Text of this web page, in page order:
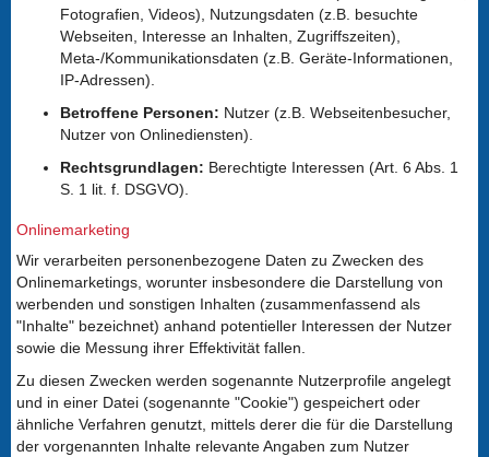
Fotografien, Videos), Nutzungsdaten (z.B. besuchte
Webseiten, Interesse an Inhalten, Zugriffszeiten),
Meta-/Kommunikationsdaten (z.B. Geräte-Informationen,
IP-Adressen).
Betroffene Personen: Nutzer (z.B. Webseitenbesucher,
Nutzer von Onlinediensten).
Rechtsgrundlagen: Berechtigte Interessen (Art. 6 Abs. 1
S. 1 lit. f. DSGVO).
Onlinemarketing
Wir verarbeiten personenbezogene Daten zu Zwecken des
Onlinemarketings, worunter insbesondere die Darstellung von
werbenden und sonstigen Inhalten (zusammenfassend als
"Inhalte" bezeichnet) anhand potentieller Interessen der Nutzer
sowie die Messung ihrer Effektivität fallen.
Zu diesen Zwecken werden sogenannte Nutzerprofile angelegt
und in einer Datei (sogenannte "Cookie") gespeichert oder
ähnliche Verfahren genutzt, mittels derer die für die Darstellung
der vorgenannten Inhalte relevante Angaben zum Nutzer